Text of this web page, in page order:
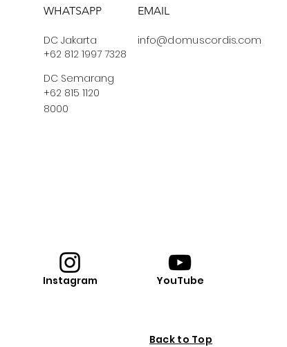
WHATSAPP
+62 812 1997 7328
DC Jakarta
DC Semarang
+62 815 1120
8000
EMAIL
info@domuscordis.com
Instagram YouTube
Back to Top